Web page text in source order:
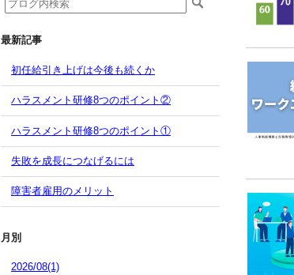
最新記事
初任給引き上げは今後も続くか
ハラスメント研修8つのポイント②
ハラスメント研修8つのポイント①
失敗を成長につなげるには
障害者雇用のメリット
月別
2026/08(1)